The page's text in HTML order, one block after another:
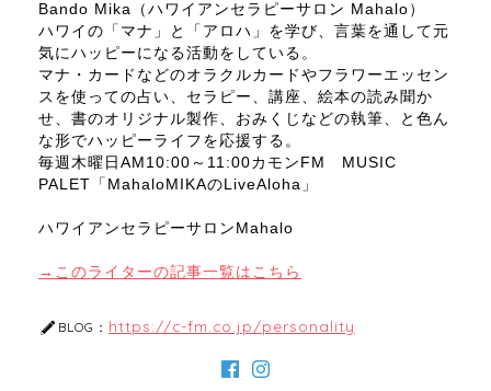
Bando Mika（ハワイアンセラピーサロン Mahalo）
ハワイの「マナ」と「アロハ」を学び、言葉を通して元
気にハッピーになる活動をしている。
マナ・カードなどのオラクルカードやフラワーエッセン
スを使っての占い、セラピー、講座、絵本の読み聞か
せ、書のオリジナル製作、おみくじなどの執筆、と色ん
な形でハッピーライフを応援する。
毎週木曜日AM10:00～11:00カモンFM MUSIC
PALET「MahaloMIKAのLiveAloha」
ハワイアンセラピーサロンMahalo
→このライターの記事一覧はこちら
BLOG： https://c-fm.co.jp/personality